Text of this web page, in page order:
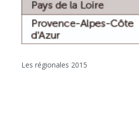
Les régionales 2015